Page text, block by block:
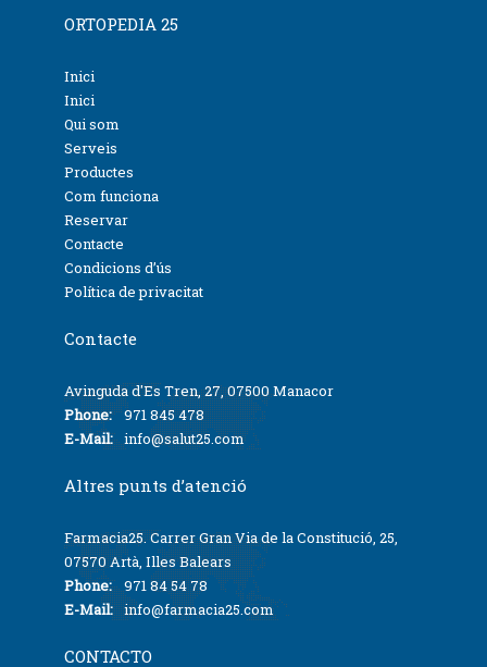
ORTOPEDIA 25
Inici
Inici
Qui som
Serveis
Productes
Com funciona
Reservar
Contacte
Condicions d’ús
Política de privacitat
Contacte
Avinguda d'Es Tren, 27, 07500 Manacor
Phone: 971 845 478
E-Mail: info@salut25.com
Altres punts d’atenció
Farmacia25. Carrer Gran Via de la Constitució, 25,
07570 Artà, Illes Balears
Phone:
971 84 54 78
E-Mail: info@farmacia25.com
CONTACTO